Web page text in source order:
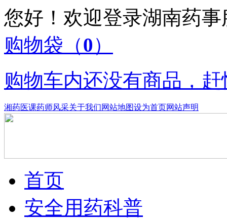
您好！欢迎登录湖南药
购物袋 （0）
购物车内还没有商品，
湘药医课药师风采关于我们网站地图设为首页网站声明
首页
安全用药科普